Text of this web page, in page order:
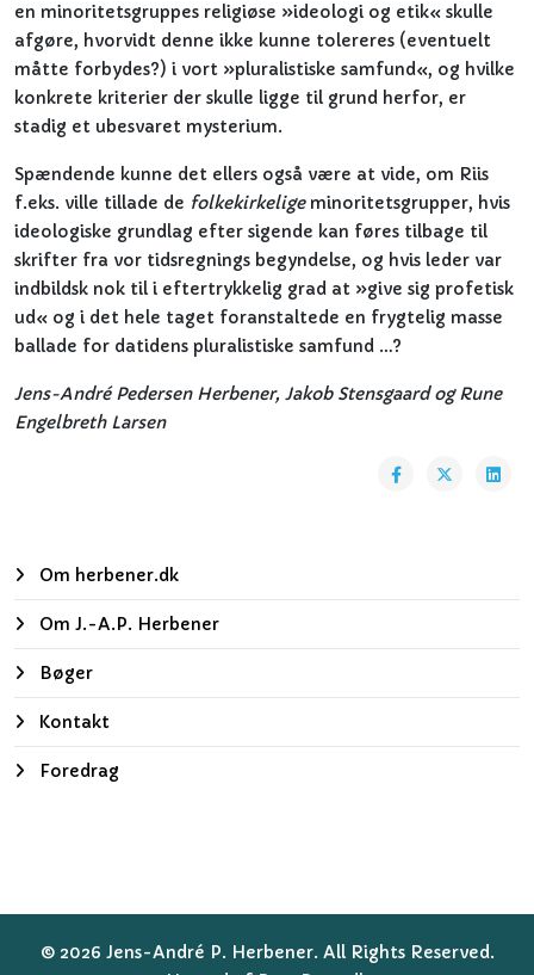
en minoritetsgruppes religiøse »ideologi og etik« skulle
afgøre, hvorvidt denne ikke kunne tolereres (eventuelt
måtte forbydes?) i vort »pluralistiske samfund«, og hvilke
konkrete kriterier der skulle ligge til grund herfor, er
stadig et ubesvaret mysterium.
Spændende kunne det ellers også være at vide, om Riis
f.eks. ville tillade de folkekirkeligeminoritetsgrupper, hvis
ideologiske grundlag efter sigende kan føres tilbage til
skrifter fra vor tidsregnings begyndelse, og hvis leder var
indbildsk nok til i eftertrykkelig grad at »give sig profetisk
ud« og i det hele taget foranstaltede en frygtelig masse
ballade for datidens pluralistiske samfund …?
Jens-André Pedersen Herbener, Jakob Stensgaard og Rune
Engelbreth Larsen
Om herbener.dk
Om J.-A.P. Herbener
Bøger
Kontakt
Foredrag
© 2026 Jens-André P. Herbener. All Rights Reserved.